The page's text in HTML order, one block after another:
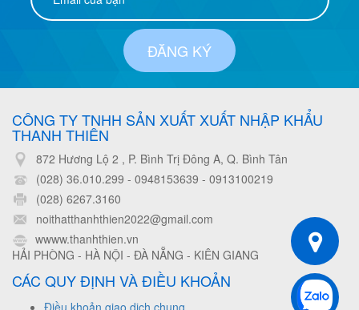
ĐĂNG KÝ
CÔNG TY TNHH SẢN XUẤT XUẤT NHẬP KHẨU
THANH THIÊN
872 Hương Lộ 2 , P. Bình Trị Đông A, Q. Bình Tân
(028) 36.010.299 - 0948153639 - 0913100219
(028) 6267.3160
noithatthanhthien2022@gmail.com
wwww.thanhthien.vn
HẢI PHÒNG - HÀ NỘI - ĐÀ NẴNG - KIÊN GIANG
CÁC QUY ĐỊNH VÀ ĐIỀU KHOẢN
Điều khoản giao dịch chung